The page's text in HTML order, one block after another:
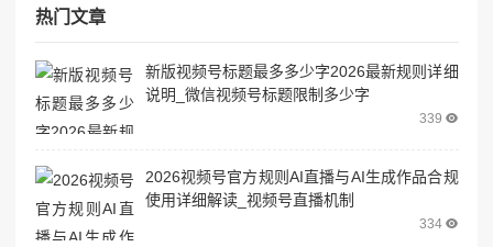
热门文章
新版视频号标题最多多少字2026最新规则详细
说明_微信视频号标题限制多少字
339
2026视频号官方规则AI直播与AI生成作品合规
使用详细解读_视频号直播机制
334